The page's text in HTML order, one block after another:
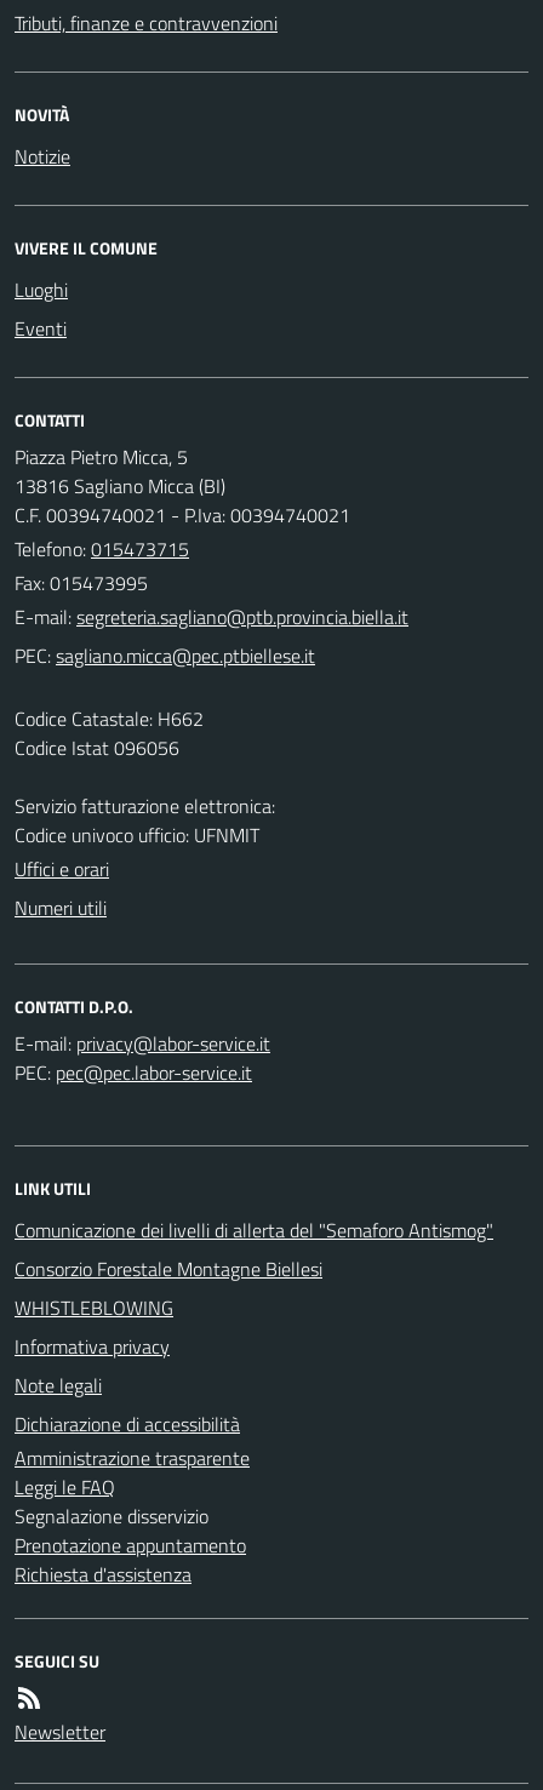
Tributi, finanze e contravvenzioni
NOVITÀ
Notizie
VIVERE IL COMUNE
Luoghi
Eventi
CONTATTI
Piazza Pietro Micca, 5
13816 Sagliano Micca (BI)
C.F. 00394740021 - P.Iva: 00394740021
Telefono:015473715
Fax: 015473995
E-mail:
PEC:
Codice Catastale: H662
Codice Istat 096056
Servizio fatturazione elettronica:
Codice univoco ufficio: UFNMIT
Uffici e orari
Numeri utili
CONTATTI D.P.O.
E-mail:
PEC:
LINK UTILI
Comunicazione dei livelli di allerta del "Semaforo Antismog"
Consorzio Forestale Montagne Biellesi
WHISTLEBLOWING
Informativa privacy
Note legali
Dichiarazione di accessibilità
Amministrazione trasparente
Leggi le FAQ
Segnalazione disservizio
Prenotazione appuntamento
Richiesta d'assistenza
SEGUICI SU
Newsletter